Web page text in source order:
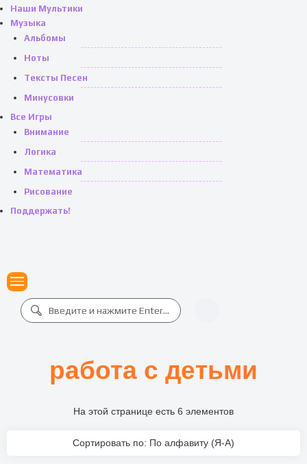
Наши Мультики
Музыка
Альбомы
Ноты
Тексты Песен
Минусовки
Все Игры
Внимание
Логика
Математика
Рисование
Поддержать!
работа с детьми
Сортировать по: По алфавиту (Я-А)
На этой странице есть 6 элементов